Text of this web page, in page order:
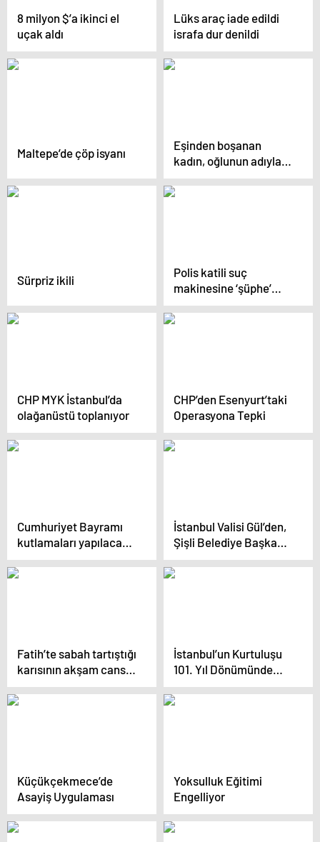
8 milyon $’a ikinci el
uçak aldı
Lüks araç iade edildi
israfa dur denildi
Maltepe’de çöp isyanı
Eşinden boşanan
kadın, oğlunun adıyla
hesap açıp uygunsuz
görüntülerini satıyor
Sürpriz ikili
Polis katili suç
makinesine ‘şüphe’
davası
CHP MYK İstanbul’da
olağanüstü toplanıyor
CHP’den Esenyurt’taki
Operasyona Tepki
Cumhuriyet Bayramı
kutlamaları yapılacak
mı? Büyükşehirlerden
açıklama geliyor
İstanbul Valisi Gül’den,
Şişli Belediye Başkanı
Şahan’ın
açıklamalarına tepki
Fatih’te sabah tartıştığı
karısının akşam cansız
bedenini bulan adam
intihara kalkıştı
İstanbul’un Kurtuluşu
101. Yıl Dönümünde
Kutlandı
Küçükçekmece’de
Asayiş Uygulaması
Yoksulluk Eğitimi
Engelliyor